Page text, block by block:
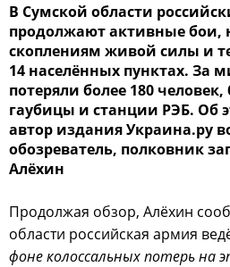
В Сумской области
продолжают активные бои,
скоплениям живой силы и
14 населённых пунктах. За
потеряли более 180
гаубицы и станции РЭБ. Об
автор издания Украина.ру
обозреватель, полковник
Алёхин
Продолжая обзор, Алёхин
области российская армия
фоне колоссальных потерь на